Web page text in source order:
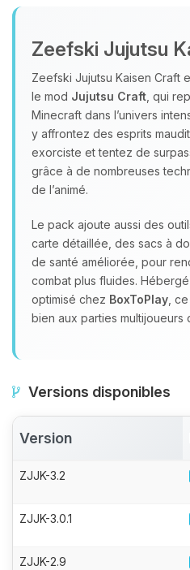
Zeefski Jujutsu
Zeefski Jujutsu Kaisen Craft
le mod Jujutsu Craft , qui
Minecraft dans l’univers
y affrontez des esprits
exorciste et tentez de
grâce à de nombreuses
de l’animé.
Le pack ajoute aussi des
carte détaillée, des sacs à
de santé améliorée, pour
combat plus fluides.
optimisé chez BoxToPlay ,
bien aux parties multijoueurs
Versions disponibles
Version
ZJJK-3.2
ZJJK-3.0.1
ZJJK-2.9
assistant
tu as besoin et je
petits circuits pour
06/08/2026 à 23:11